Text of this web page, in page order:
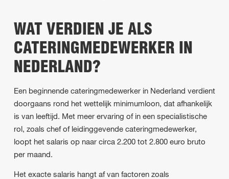
WAT VERDIEN JE ALS
CATERINGMEDEWERKER IN
NEDERLAND?
Een beginnende cateringmedewerker in Nederland verdient
doorgaans rond het wettelijk minimumloon, dat afhankelijk
is van leeftijd. Met meer ervaring of in een specialistische
rol, zoals chef of leidinggevende cateringmedewerker,
loopt het salaris op naar circa 2.200 tot 2.800 euro bruto
per maand.
Het exacte salaris hangt af van factoren zoals